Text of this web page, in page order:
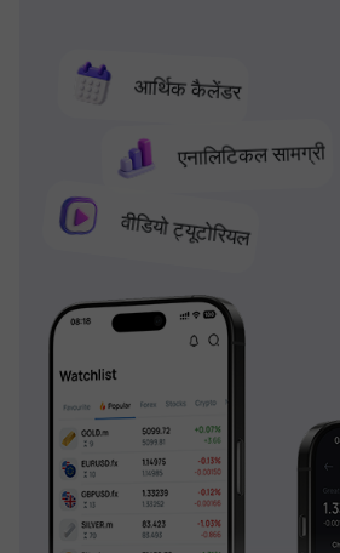
आर्थिक कैलेंडर
एनालिटिकल सामग्री
वीडियो ट्यूटोरियल